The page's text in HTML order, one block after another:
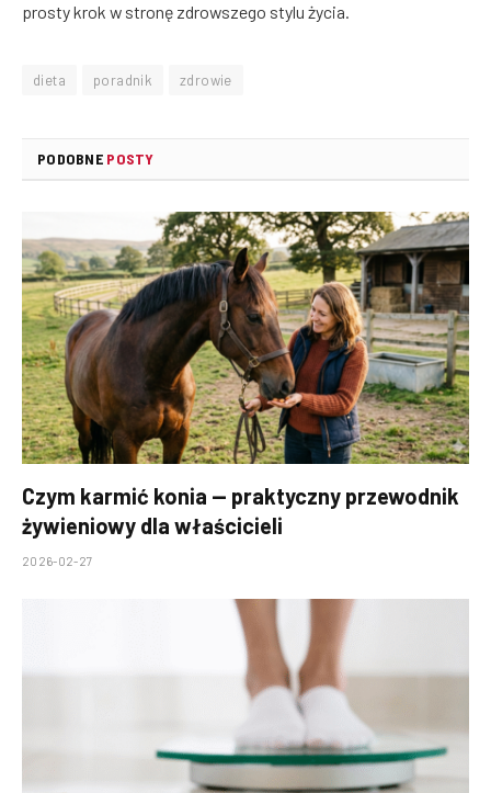
prosty krok w stronę zdrowszego stylu życia.
dieta poradnik zdrowie
PODOBNE POSTY
Czym karmić konia — praktyczny przewodnik
żywieniowy dla właścicieli
2026-02-27